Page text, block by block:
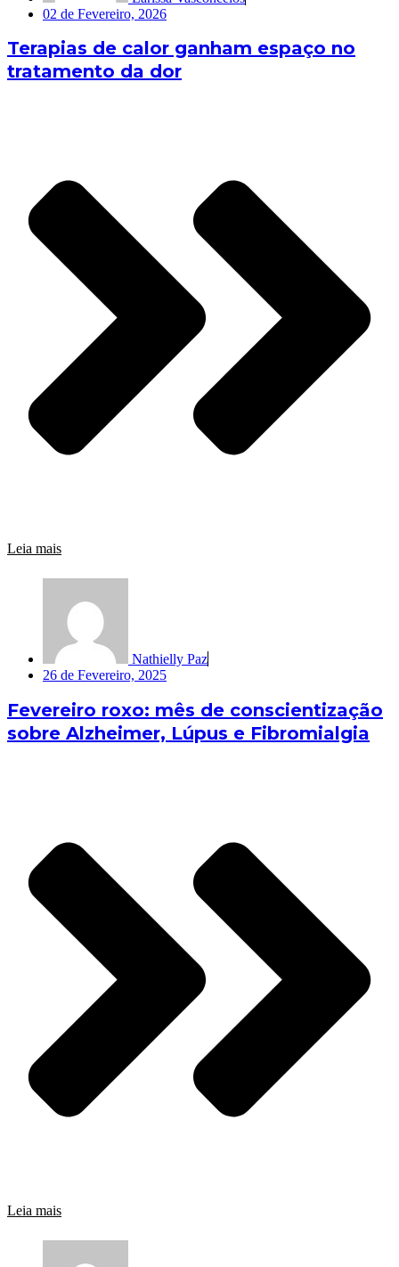
02 de Fevereiro, 2026
Terapias de calor ganham espaço no
tratamento da dor
Leia mais
Nathielly Paz
26 de Fevereiro, 2025
Fevereiro roxo: mês de conscientização
sobre Alzheimer, Lúpus e Fibromialgia
Leia mais